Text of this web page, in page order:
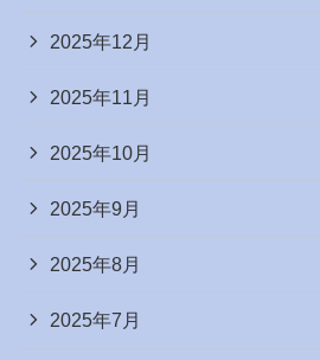
2025年12月
2025年11月
2025年10月
2025年9月
2025年8月
2025年7月